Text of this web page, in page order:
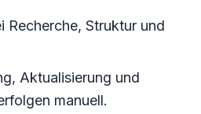
Recherche, Struktur und
Aktualisierung und
manuell.